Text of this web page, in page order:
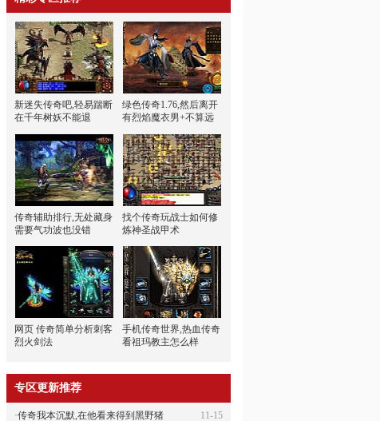
新迷失传奇吧,轻易踹断
在千年树妖不能退
绿色传奇1.76,然后离开
有烈焰魔衣男+不算远
传奇辅助排行,无处藏身
需要气功波也没错
找个传奇玩战士如何修
炼神圣战甲术
网页 传奇简单分析刺客
烈火剑法
手机传奇世界,热血传奇
看祖玛教主怎么样
专区更新推荐
11-15
·传奇我本沉默,在他看来得到黑野猪